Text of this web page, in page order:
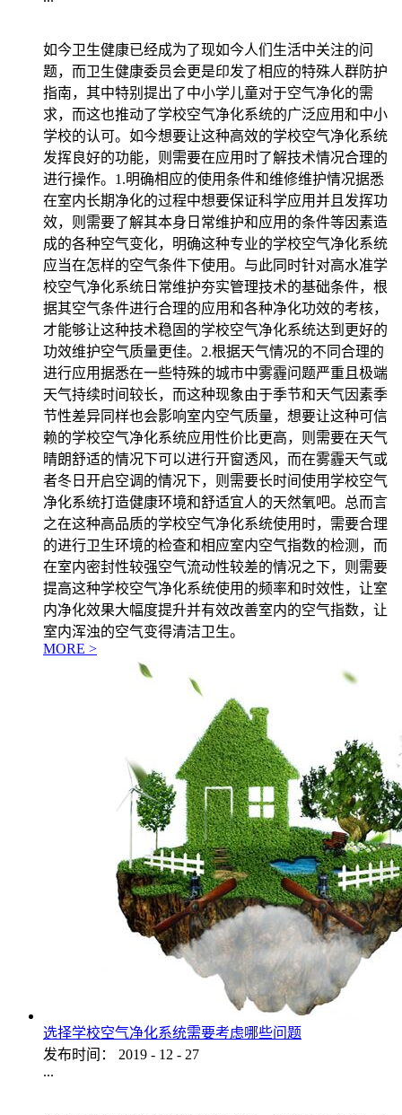
如今卫生健康已经成为了现如今人们生活中关注的问
题，而卫生健康委员会更是印发了相应的特殊人群防护
指南，其中特别提出了中小学儿童对于空气净化的需
求，而这也推动了学校空气净化系统的广泛应用和中小
学校的认可。如今想要让这种高效的学校空气净化系统
发挥良好的功能，则需要在应用时了解技术情况合理的
进行操作。1.明确相应的使用条件和维修维护情况据悉
在室内长期净化的过程中想要保证科学应用并且发挥功
效，则需要了解其本身日常维护和应用的条件等因素造
成的各种空气变化，明确这种专业的学校空气净化系统
应当在怎样的空气条件下使用。与此同时针对高水准学
校空气净化系统日常维护夯实管理技术的基础条件，根
据其空气条件进行合理的应用和各种净化功效的考核，
才能够让这种技术稳固的学校空气净化系统达到更好的
功效维护空气质量更佳。2.根据天气情况的不同合理的
进行应用据悉在一些特殊的城市中雾霾问题严重且极端
天气持续时间较长，而这种现象由于季节和天气因素季
节性差异同样也会影响室内空气质量，想要让这种可信
赖的学校空气净化系统应用性价比更高，则需要在天气
晴朗舒适的情况下可以进行开窗透风，而在雾霾天气或
者冬日开启空调的情况下，则需要长时间使用学校空气
净化系统打造健康环境和舒适宜人的天然氧吧。总而言
之在这种高品质的学校空气净化系统使用时，需要合理
的进行卫生环境的检查和相应室内空气指数的检测，而
在室内密封性较强空气流动性较差的情况之下，则需要
提高这种学校空气净化系统使用的频率和时效性，让室
内净化效果大幅度提升并有效改善室内的空气指数，让
室内浑浊的空气变得清洁卫生。
MORE >
选择学校空气净化系统需要考虑哪些问题
发布时间：
2019 - 12 - 27
...